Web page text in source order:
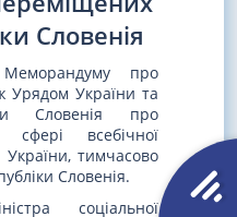
Словенія
про
Урядом України та
Словенія про
сфері всебічної
тимчасово
Словенія.
соціальної